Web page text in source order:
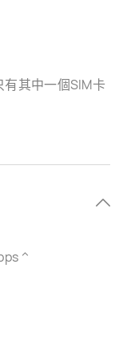
其中一個SIM卡
^